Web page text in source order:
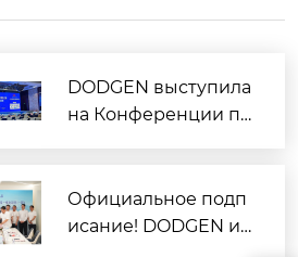
DODGEN выступила
на Конференции по
ила ключевые техн
ологии интенсифик
Официальное подп
исание! DODGEN и